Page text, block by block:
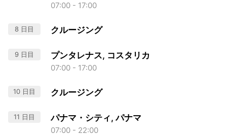
07:00 - 17:00
8 日目 クルージング
9 日目 プンタレナス, コスタリカ
07:00 - 17:00
10 日目 クルージング
11 日目 パナマ・シティ, パナマ
07:00 - 22:00